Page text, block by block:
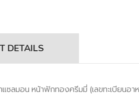
DETAILS
แซลมอน หน้าฟักทองครีมมี่ (เลขทะเบียนอ